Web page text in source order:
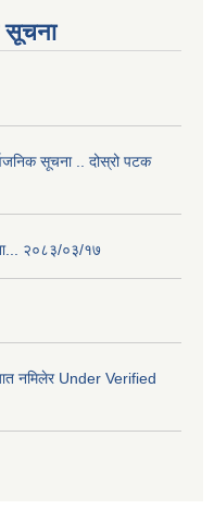
सूचना
सूचना .. दोस्रो पटक
२०८३/०३/१७
नमिलेर Under Verified